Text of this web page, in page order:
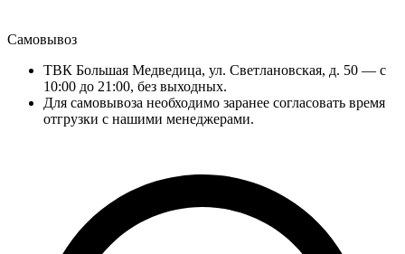
Самовывоз
ТВК Большая Медведица, ул. Светлановская, д. 50 — с
10:00 до 21:00, без выходных.
Для самовывоза необходимо заранее согласовать время
отгрузки с нашими менеджерами.